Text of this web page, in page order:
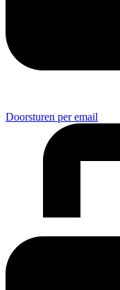
Doorsturen per email